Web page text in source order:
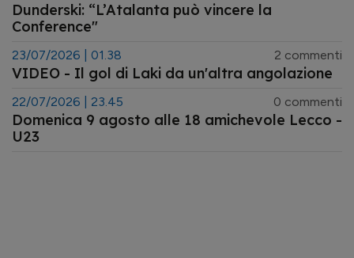
Dunderski: “L’Atalanta può vincere la
Conference"
23/07/2026 | 01.38 2 commenti
VIDEO - Il gol di Laki da un'altra angolazione
22/07/2026 | 23.45 0 commenti
Domenica 9 agosto alle 18 amichevole Lecco -
U23